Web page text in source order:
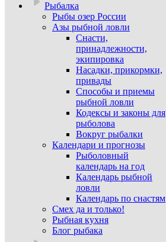
Рыбалка
Рыбы озер России
Азы рыбной ловли
Снасти,
принадлежности,
экипировка
Насадки, прикормки,
привады
Способы и приемы
рыбной ловли
Кодексы и законы для
рыболова
Вокруг рыбалки
Календари и прогнозы
Рыболовный
календарь на год
Календарь рыбной
ловли
Календарь по снастям
Смех да и только!
Рыбная кухня
Блог рыбака